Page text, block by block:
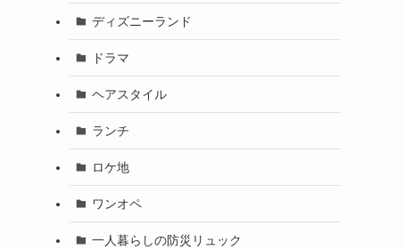
ディズニーランド
ドラマ
ヘアスタイル
ランチ
ロケ地
ワンオペ
一人暮らしの防災リュック